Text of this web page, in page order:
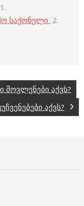
საქონელი 2.
მოვლენები აქვს?
აქვს?